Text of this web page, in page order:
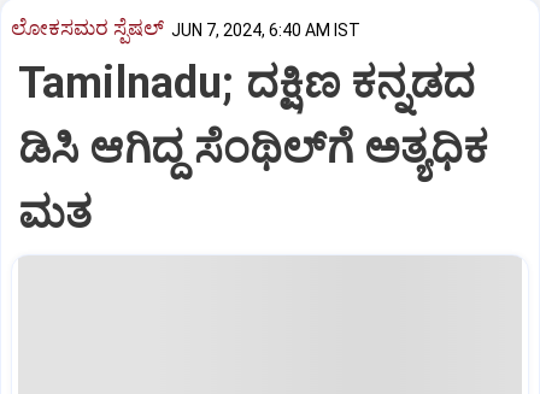
ಲೋಕಸಮರ ಸ್ಪೆಷಲ್‌ JUN 7, 2024, 6:40 AM IST
Tamilnadu; ದಕ್ಷಿಣ ಕನ್ನಡದ
ಡಿಸಿ ಆಗಿದ್ದ ಸೆಂಥಿಲ್‌ಗೆ ಅತ್ಯಧಿಕ
ಮತ